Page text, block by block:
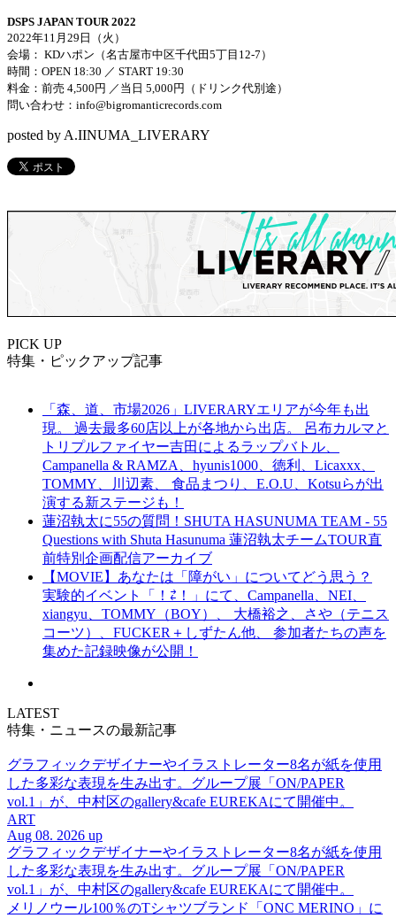
DSPS JAPAN TOUR 2022
2022年11 月 29 日（火）
会場： KDハポン（名古屋市中区千代田 5丁目 12-7）
時間： OPEN 18:30 ／ START 19:30
料金：前売 4,500 円 ／当日 5,000 円（ ドリンク代別途）
問い合わせ： info@bigromanticrecords.com
posted by A.IINUMA_LIVERARY
PICK UP
特集・ピックアップ記事
「森、道、市場2026」LIVERARYエリアが今年も出
現。 過去最多60店以上が各地から出店。 呂布カルマと
トリプルファイヤー吉田によるラップバトル、
Campanella & RAMZA、hyunis1000、徳利、Licaxxx、
TOMMY、川辺素、 食品まつり、E.O.U、Kotsuらが出
演する新ステージも！
蓮沼執太に55の質問！SHUTA HASUNUMA TEAM - 55
Questions with Shuta Hasunuma 蓮沼執太チームTOUR直
前特別企画配信アーカイブ
【MOVIE】あなたは「障がい」についてどう思う？
実験的イベント「！⇄！」にて、Campanella、NEI、
xiangyu、TOMMY（BOY）、 大橋裕之、さや（テニス
コーツ）、FUCKER＋しずたん他、 参加者たちの声を
集めた記録映像が公開！
LATEST
特集・ニュースの最新記事
グラフィックデザイナーやイラストレーター8名が紙を使用
した多彩な表現を生み出す。グループ展「ON/PAPER
vol.1」が、中村区のgallery&cafe EUREKAにて開催中。
ART
Aug 08. 2026 up
グラフィックデザイナーやイラストレーター8名が紙を使用
した多彩な表現を生み出す。グループ展「ON/PAPER
vol.1」が、中村区のgallery&cafe EUREKAにて開催中。
メリノウール100％のTシャツブランド「ONC MERINO」に